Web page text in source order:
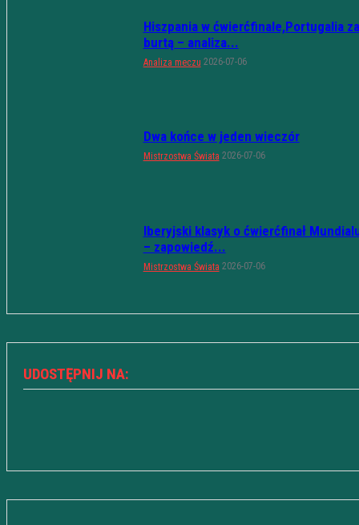
Hiszpania w ćwierćfinale,Portugalia za
burtą – analiza...
Analiza meczu 2026-07-06
Dwa końce w jeden wieczór
Mistrzostwa Świata 2026-07-06
Iberyjski klasyk o ćwierćfinał
– zapowiedź...
Mistrzostwa Świata 2026-07-06
UDOSTĘPNIJ NA: